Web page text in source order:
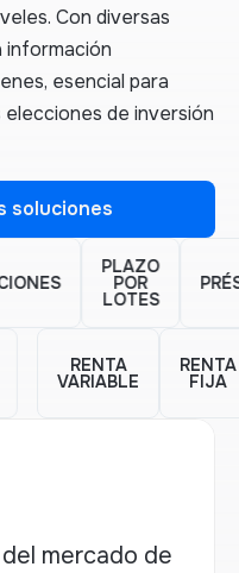
Con diversas
información
esencial para
de inversión
soluciones
PLAZO
POR
LOTES
RENTA
VARIABLE
mercado de